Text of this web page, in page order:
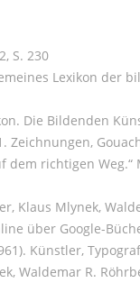
S. 230
Lexikon der
Die Bildenden
Zeichnungen,
dem richtigen
Klaus Mlynek,
über Google-
Künstler,
Waldemar R.